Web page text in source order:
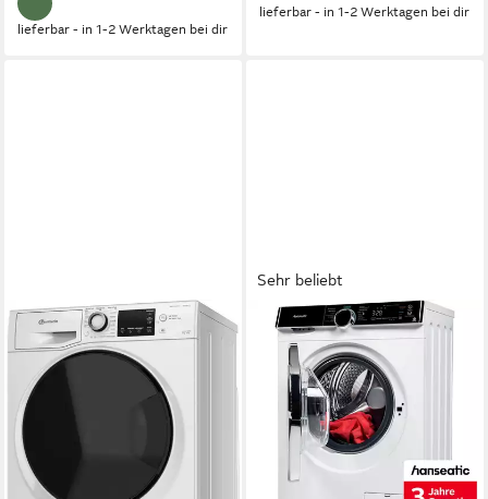
lieferbar - in 1-2 Werktagen bei dir
lieferbar - in 1-2 Werktagen bei dir
BAUKNECHT
Waschtrockner WT Super
Eco 96S 41 N
9 kg
6 kg
75 dB(A)
Betriebsgeräusch
Wasch-Zyklus
Produktdatenblatt
Sehr beliebt
HANSEATIC
Waschtrockner HWDK86AD
Kapazität Waschen
Kapazität Trocknen
72 dB(A) Betriebsgeräusch
Wasch-Zyklus
Produktdatenblatt
Wasch-Trocken-Zyklus